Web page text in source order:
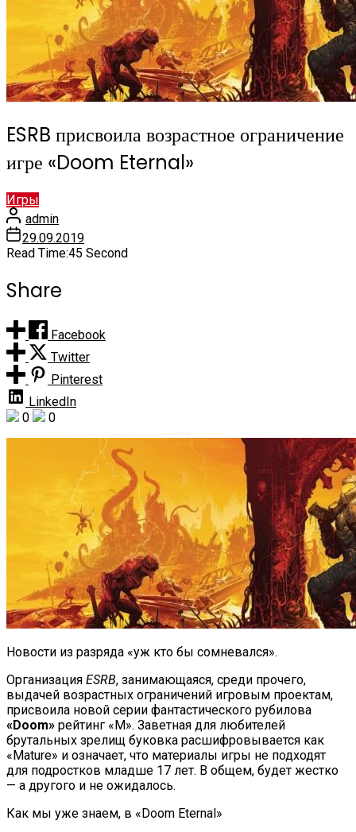
ESRB присвоила возрастное ограничение
игре «Doom Eternal»
Игры
admin
29.09.2019
Read Time:45 Second
Share
Facebook
Twitter
Pinterest
LinkedIn
0
0
Новости из разряда «уж кто бы сомневался».
Организация ESRB, занимающаяся, среди прочего,
выдачей возрастных ограничений игровым проектам,
присвоила новой серии фантастического рубилова
«Doom» рейтинг «M». Заветная для любителей
брутальных зрелищ буковка расшифровывается как
«Mature» и означает, что материалы игры не подходят
для подростков младше 17 лет. В общем, будет жестко
— а другого и не ожидалось.
Как мы уже знаем, в «Doom Eternal»